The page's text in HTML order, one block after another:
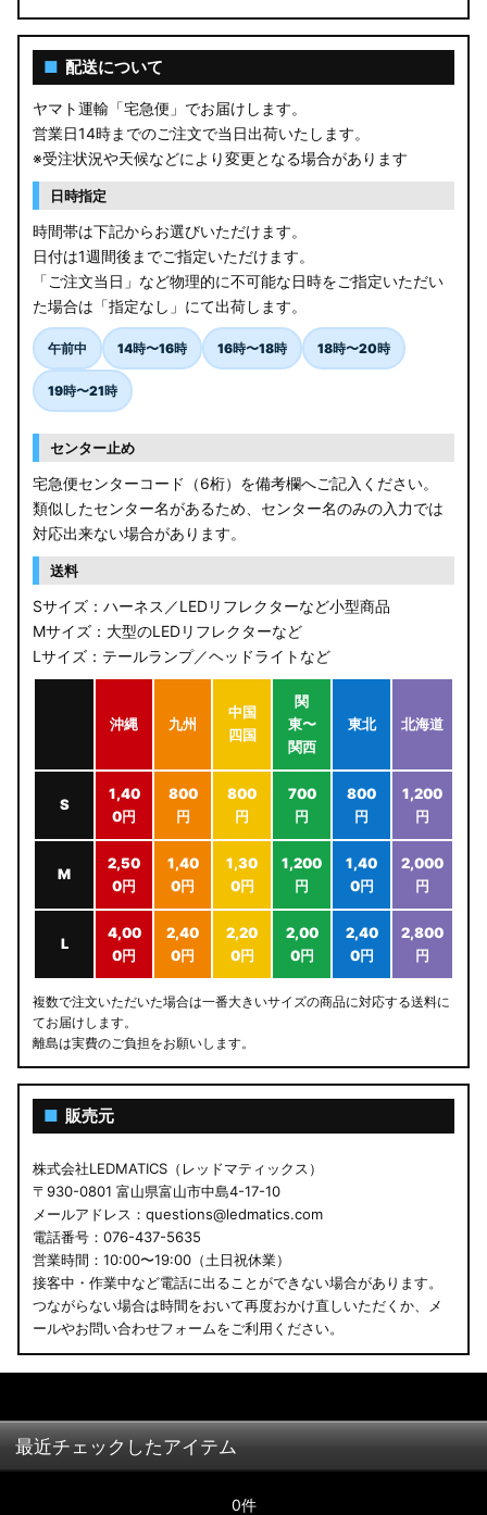
AGL10W RX450h
USF/UVF4# LS600h
JF5/6 N-BOX カスタム
MK94S/MK54S スペーシア / カスタム
ZCEDS/ZDEDS/ZCDDS/ZDDDS スイフト
AZSH36W/AZSH37W クラウンスポーツ
LA400K コペン
汎用LEDバルブ
アウトレット
JB64W/JB74W/JC74W ジムニー/シエラ/ノマド
■ 配送について
ヤマト運輸「宅急便」でお届けします。
営業日14時までのご注文で当日出荷いたします。
※受注状況や天候などにより変更となる場合があります
日時指定
時間帯は下記からお選びいただけます。
日付は1週間後までご指定いただけます。
「ご注文当日」など物理的に不可能な日時をご指定いただい
た場合は「指定なし」にて出荷します。
午前中 14時〜16時 16時〜18時 18時〜20時
19時〜21時
センター止め
宅急便センターコード（6桁）を備考欄へご記入ください。
類似したセンター名があるため、センター名のみの入力では
対応出来ない場合があります。
送料
Sサイズ：ハーネス／LEDリフレクターなど小型商品
Mサイズ：大型のLEDリフレクターなど
Lサイズ：テールランプ／ヘッドライトなど
沖縄 九州
中国
四国
関
東〜
関西
東北 北海道
S
1,40
0円
800
円
800
円
700
円
800
円
1,200
円
M
2,50
0円
1,40
0円
1,30
0円
1,200
円
1,40
0円
2,000
円
L
4,00
0円
2,40
0円
2,20
0円
2,00
0円
2,40
0円
2,800
円
複数で注文いただいた場合は一番大きいサイズの商品に対応する送料に
てお届けします。
離島は実費のご負担をお願いします。
■ 販売元
株式会社LEDMATICS（レッドマティックス）
〒930-0801 富山県富山市中島4-17-10
メールアドレス：questions@ledmatics.com
電話番号：076-437-5635
営業時間：10:00〜19:00（土日祝休業）
接客中・作業中など電話に出ることができない場合があります。
つながらない場合は時間をおいて再度おかけ直しいただくか、メ
ールやお問い合わせフォームをご利用ください。
最近チェックしたアイテム
0件